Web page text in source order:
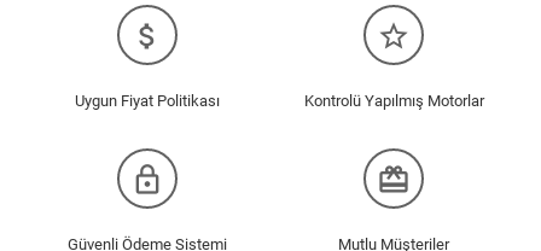
attach_money
Uygun Fiyat Politikası
star_border
Kontrolü Yapılmış Motorlar
lock_outline
Güvenli Ödeme Sistemi
redeem
Mutlu Müşteriler